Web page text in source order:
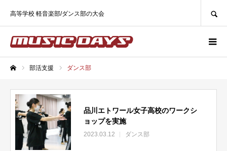
高等学校 軽音楽部/ダンス部の大会
部活支援 ダンス部
品川エトワール女子高校のワークシ
ョップを実施
2023.03.12 ダンス部